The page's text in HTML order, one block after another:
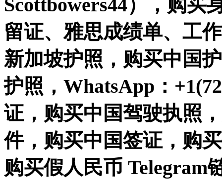
Scottbowers44），购买
留证、雅思成绩单、工
新加坡护照，购买中国
护照，WhatsApp：
证，购买中国驾驶执照
件，购买中国签证，购
购买假人民币 Telegram